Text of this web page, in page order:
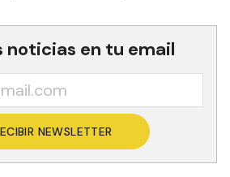
noticias en tu email
NEWSLETTER